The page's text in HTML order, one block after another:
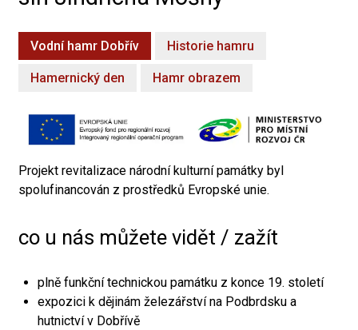
Vodní hamr Dobřív Historie hamru
Hamernický den Hamr obrazem
Projekt revitalizace národní kulturní památky byl
spolufinancován z prostředků Evropské unie.
co u nás můžete vidět / zažít
plně funkční technickou památku z konce 19. století
expozici k dějinám železářství na Podbrdsku a
hutnictví v Dobřívě